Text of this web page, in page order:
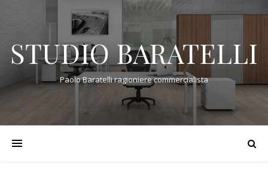
STUDIO BARATELLI
Paolo Baratelli ragioniere commercialista